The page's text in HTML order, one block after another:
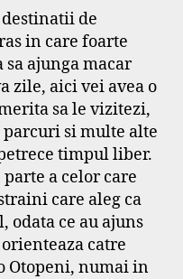
de
in care foarte
ajunga macar
zile, aici vei avea o
sa le vizitezi,
parcuri si multe alte
timpul liber.
a celor care
care aleg ca
odata ce au ajuns
catre
Otopeni, numai in